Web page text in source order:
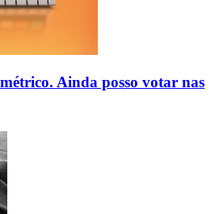
Ainda posso votar nas